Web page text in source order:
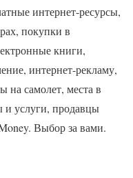
интернет-ресурсы,
покупки в
книги,
интернет-рекламу,
на самолет, места в
и услуги, продавцы
Выбор за вами.